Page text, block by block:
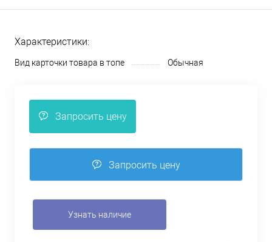
Характеристики:
Вид карточки товара в топе Обычная
Запросить цену
Запросить цену
Узнать наличие